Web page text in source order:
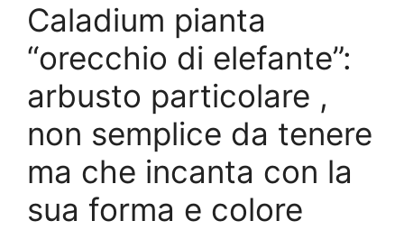
Caladium pianta
“orecchio di elefante”:
arbusto particolare ,
non semplice da tenere
ma che incanta con la
sua forma e colore